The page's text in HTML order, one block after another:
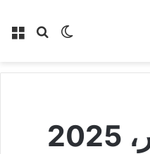
بحث الوضع